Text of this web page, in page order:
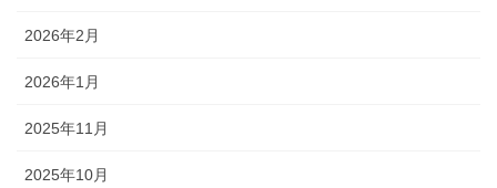
2026年2月
2026年1月
2025年11月
2025年10月